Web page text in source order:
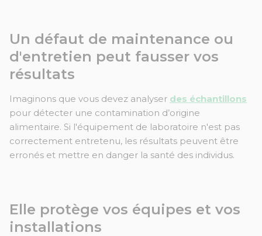
Un défaut de maintenance ou
d'entretien peut fausser vos
résultats
Imaginons que vous devez analyser des échantillons
pour détecter une contamination d’origine
alimentaire. Si l'équipement de laboratoire n'est pas
correctement entretenu, les résultats peuvent être
erronés et mettre en danger la santé des individus.
Elle protège vos équipes et vos
installations